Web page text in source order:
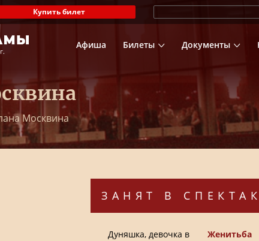
Купить билет
Афиша Билеты Документы
Москвина
ЗАНЯТ В
Дуняшка, девочка в
Женитьба